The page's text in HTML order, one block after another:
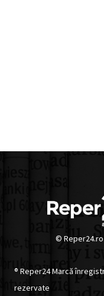
© Reper24.ro
® Reper24 Marcă
rezervate